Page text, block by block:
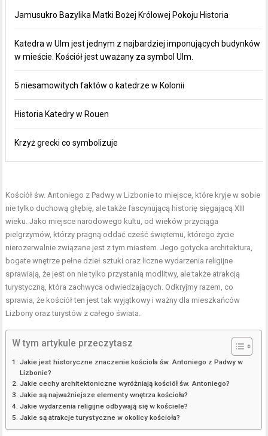
Jamusukro Bazylika Matki Bożej Królowej Pokoju Historia
Katedra w Ulm jest jednym z najbardziej imponujących budynków
w mieście. Kościół jest uważany za symbol Ulm.
5 niesamowitych faktów o katedrze w Kolonii
Historia Katedry w Rouen
Krzyż grecki co symbolizuje
Kościół św. Antoniego z Padwy w Lizbonie to miejsce, które kryje w sobie
nie tylko duchową głębię, ale także fascynującą historię sięgającą XIII
wieku. Jako miejsce narodowego kultu, od wieków przyciąga
pielgrzymów, którzy pragną oddać cześć świętemu, którego życie
nierozerwalnie związane jest z tym miastem. Jego gotycka architektura,
bogate wnętrze pełne dzieł sztuki oraz liczne wydarzenia religijne
sprawiają, że jest on nie tylko przystanią modlitwy, ale także atrakcją
turystyczną, która zachwyca odwiedzających. Odkryjmy razem, co
sprawia, że kościół ten jest tak wyjątkowy i ważny dla mieszkańców
Lizbony oraz turystów z całego świata.
W tym artykule przeczytasz
Jakie jest historyczne znaczenie kościoła św. Antoniego z Padwy w
Lizbonie?
Jakie cechy architektoniczne wyróżniają kościół św. Antoniego?
Jakie są najważniejsze elementy wnętrza kościoła?
Jakie wydarzenia religijne odbywają się w kościele?
Jakie są atrakcje turystyczne w okolicy kościoła?